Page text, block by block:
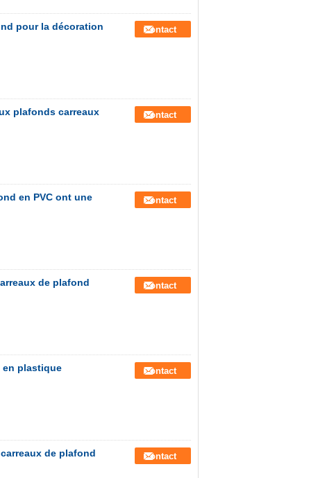
pour la décoration
Contact
plafonds carreaux
Contact
en PVC ont une
Contact
de plafond
Contact
en plastique
Contact
de plafond
Contact